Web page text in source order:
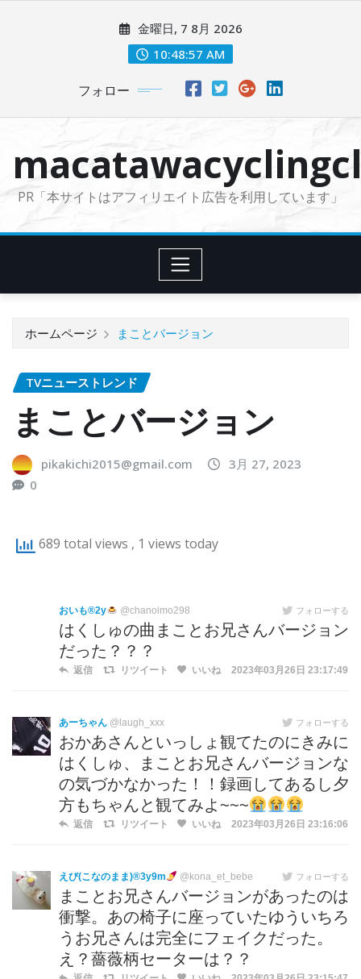
に
金曜日, 7 8月 2026
10:48:58 AM
フォロー
PR「本サイトはアフィリエイト広告を利用しています」
ホームページ まことバージョン
TVニューストレンド
まことバージョン
pikakichi2015@gmail.com
3月 27, 2023
0
689 total views , 1 views today
おいも®︎2y @chanoimo298 フォローする
はくしゅの曲まことお兄さんバージョン
だった？？？
返信 リツイート いいね 2023年03月26日 23:17:49
あーちゃん @laugh_xxx フォローする
おかあさんといっしょ観てたのにきみに
はくしゅ、まことお兄さんバージョンな
の気づかなかった！！録画してあるし夕
方もちゃんと観てみよ~~~
返信 リツイート いいね 2023年03月26日 23:16:06
えび(こなのまま)®︎3y9m @kona_et_bebe フォローする
まことお兄さんバージョンがあったのは
衝撃。あの椅子に座っていたゆういちろ
うお兄さんは完全にフェイクだった。
え？薔薇柄セーターは？？